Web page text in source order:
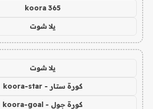
koora 365
يلا شوت
يلا شوت
كورة ستار - koora-star
كورة جول - koora-goal